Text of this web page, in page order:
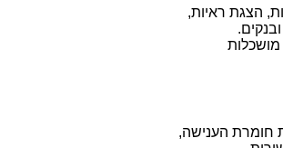
הצגת ראיות,
מושכלות
חומרת הענישה,